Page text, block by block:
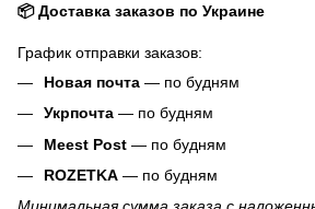
📦 Доставка заказов по Украине
График отправки заказов:
Новая почта — по будням
Укрпочта — по будням
Meest Post — по будням
ROZETKA — по будням